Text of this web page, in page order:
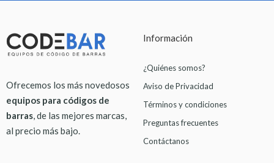
Ofrecemos los más novedosos
equipos para códigos de
barras, de las mejores marcas,
al precio más bajo.
Información
¿Quiénes somos?
Aviso de Privacidad
Términos y condiciones
Preguntas frecuentes
Contáctanos